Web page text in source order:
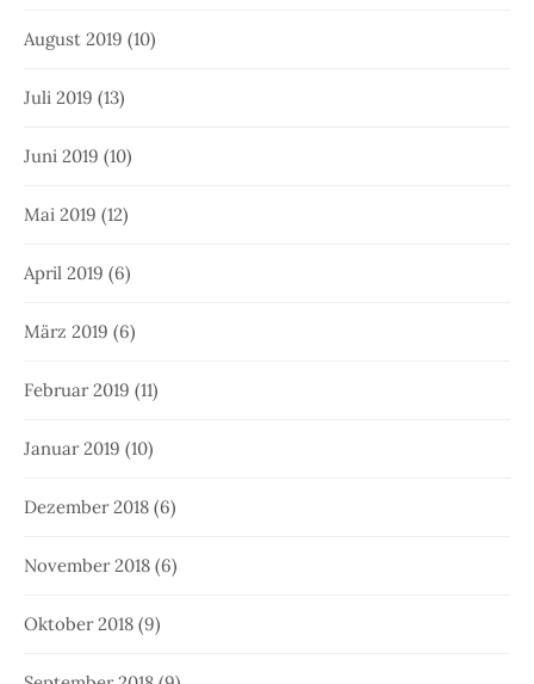
August 2019 (10)
Juli 2019 (13)
Juni 2019 (10)
Mai 2019 (12)
April 2019 (6)
März 2019 (6)
Februar 2019 (11)
Januar 2019 (10)
Dezember 2018 (6)
November 2018 (6)
Oktober 2018 (9)